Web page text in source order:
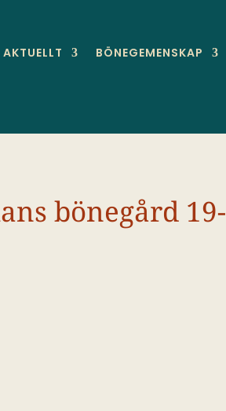
AKTUELLT BÖNEGEMENSKAP
bönegård 19-